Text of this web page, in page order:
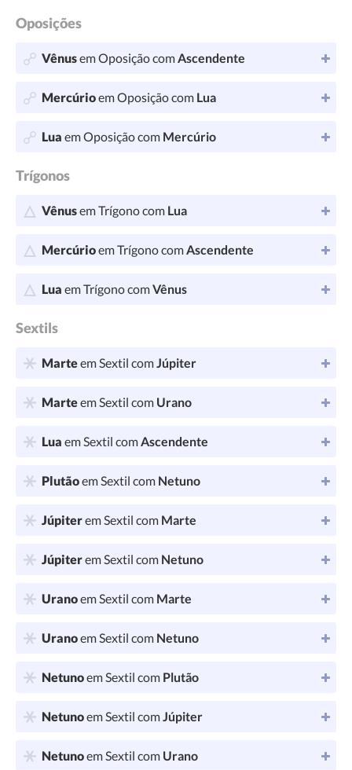
Oposições
Vênusem Oposição comAscendente
Mercúrioem Oposição com Lua
Lua em Oposição com Mercúrio
Trígonos
Vênusem Trígono com Lua
Mercúrioem Trígono comAscendente
Lua em Trígono comVênus
Sextils
Marteem Sextil comJúpiter
Marteem Sextil com Urano
Lua em Sextil comAscendente
Plutãoem Sextil com Netuno
Júpiterem Sextil com Marte
Júpiterem Sextil com Netuno
Uranoem Sextil com Marte
Uranoem Sextil com Netuno
Netunoem Sextil com Plutão
Netunoem Sextil comJúpiter
Netunoem Sextil com Urano